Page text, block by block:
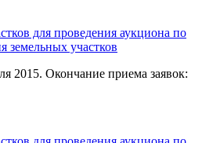
для проведения аукциона по
земельных участков
2015. Окончание приема заявок: